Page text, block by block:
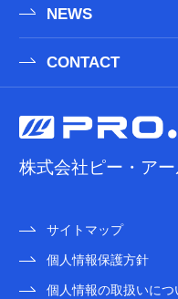
NEWS
CONTACT
株式会社ピー・ア
サイトマップ
個人情報保護方針
個人情報の取扱いにつ